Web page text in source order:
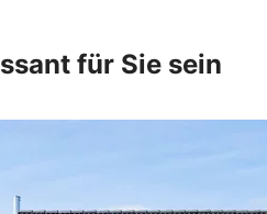
für Sie sein